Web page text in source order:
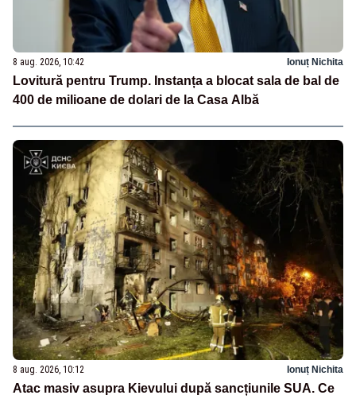
8 aug. 2026, 10:42 Ionuț Nichita
Lovitură pentru Trump. Instanța a blocat sala de bal de
400 de milioane de dolari de la Casa Albă
8 aug. 2026, 10:12 Ionuț Nichita
Atac masiv asupra Kievului după sancțiunile SUA. Ce